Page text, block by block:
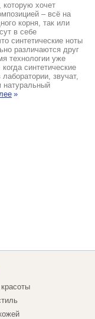
хочет
– всё на
корня, так или
в себе
синтетические ноты
различаются друг
технологии уже
синтетические
звучат,
»